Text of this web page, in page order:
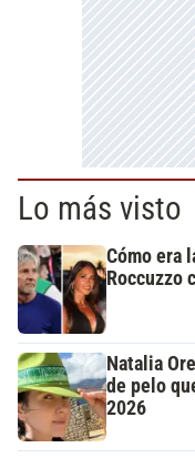
Lo más visto
Cómo era
Roccuzzo
Natalia
de pelo
2026